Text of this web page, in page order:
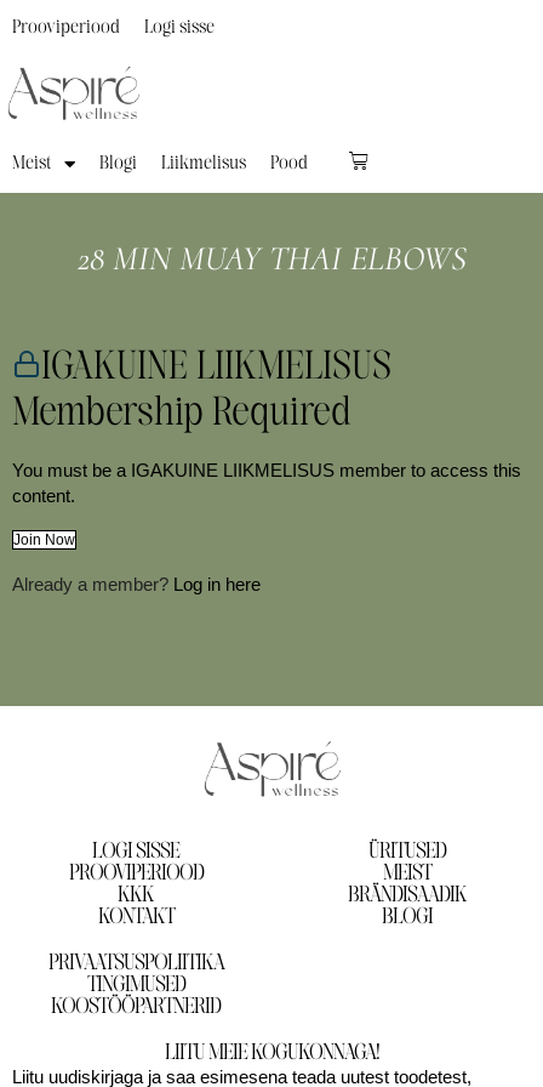
Meist Blogi Liikmelisus Pood
Prooviperiood Logi sisse
28 MIN MUAY THAI ELBOWS
IGAKUINE LIIKMELISUS
Membership Required
You must be a IGAKUINE LIIKMELISUS member to access this
content.
Join Now
Already a member? Log in here
LOGI SISSE
PROOVIPERIOOD
KKK
KONTAKT
ÜRITUSED
MEIST
BRÄNDISAADIK
BLOGI
PRIVAATSUSPOLIITIKA
TINGIMUSED
KOOSTÖÖPARTNERID
LIITU MEIE KOGUKONNAGA!
Liitu uudiskirjaga ja saa esimesena teada uutest toodetest,